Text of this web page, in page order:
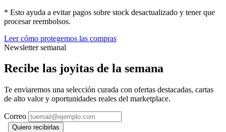
* Esto ayuda a evitar pagos sobre stock desactualizado y tener que
procesar reembolsos.
Leer cómo protegemos las compras
Newsletter semanal
Recibe las joyitas de la semana
Te enviaremos una selección curada con ofertas destacadas, cartas
de alto valor y oportunidades reales del marketplace.
Correo
Quiero recibirlas